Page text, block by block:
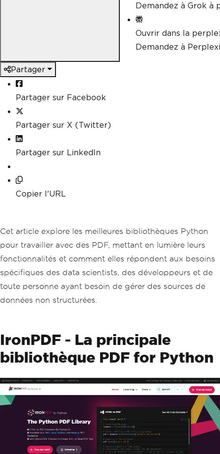
Demandez à Grok à
Ouvrir dans la
Demandez à
Partager
Partager sur Facebook
Partager sur X (Twitter)
Partager sur LinkedIn
Copier l'URL
Cet article explore les meilleures bibliothèques Python
pour travailler avec des PDF, mettant en lumière leurs
fonctionnalités et comment elles répondent aux besoins
spécifiques des data scientists, des développeurs et de
toute personne ayant besoin de gérer des sources de
données non structurées.
IronPDF - La principale
bibliothèque PDF for Python